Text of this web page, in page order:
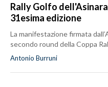
Rally Golfo
31esima edizione
La manifestazione firmata
secondo round della Coppa
Antonio Burruni